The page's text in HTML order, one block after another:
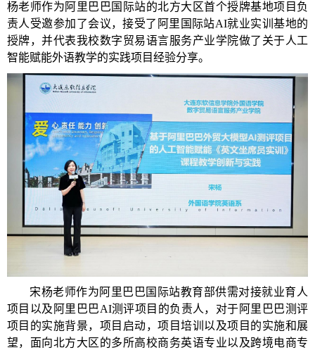
杨老师作为阿里巴巴国际站的北方大区首个授牌基地项目负
责人受邀参加了会议，接受了阿里国际站AI就业实训基地的
授牌，并代表我校数字贸易语言服务产业学院做了关于人工
智能赋能外语教学的实践项目经验分享。
宋杨老师作为阿里巴巴国际站教育部供需对接就业育人
项目以及阿里巴巴AI测评项目的负责人，对于阿里巴巴测评
项目的实施背景，项目启动，项目培训以及项目的实施和展
望，面向北方大区的多所高校商务英语专业以及跨境电商专